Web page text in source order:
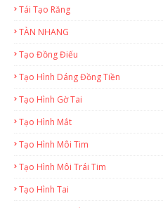
Tái Tạo Răng
TÀN NHANG
Tạo Đồng Điếu
Tạo Hình Dáng Đồng Tiền
Tạo Hình Gờ Tai
Tạo Hình Mắt
Tạo Hình Môi Tim
Tạo Hình Môi Trái Tim
Tạo Hình Tai